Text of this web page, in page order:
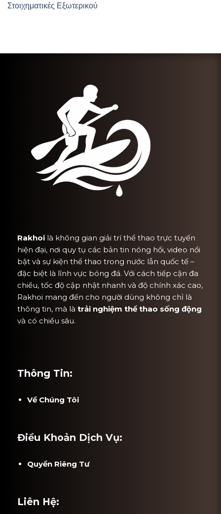
Στοιχηματικές Εξωτερικού
Rakhoi là không gian giải trí thể thao trực tuyến
hiện đại, nơi quy tụ các bản tin nóng hổi, video nổi
bật và sự kiện thể thao trong nước lẫn quốc tế –
đặc biệt là lĩnh vực bóng đá. Với cách tiếp cận đa
chiều, tốc độ cập nhật nhanh và độ chính xác cao,
Rakhoi mang đến cho người dùng không chỉ là
thông tin, mà là trải nghiệm thể thao sống động
và có chiều sâu.
Thông Tin:
Về Chúng Tôi
Điều Khoản Dịch Vụ:
Quyền Riêng Tư
Liên Hệ: